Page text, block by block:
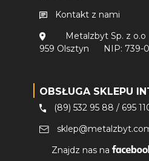
Kontakt z nami
Metalzbyt Sp. z o.o
959 Olsztyn
NIP: 739-
OBSŁUGA SKLEPU
(89) 532 95 88 / 695
Znajdz nas na